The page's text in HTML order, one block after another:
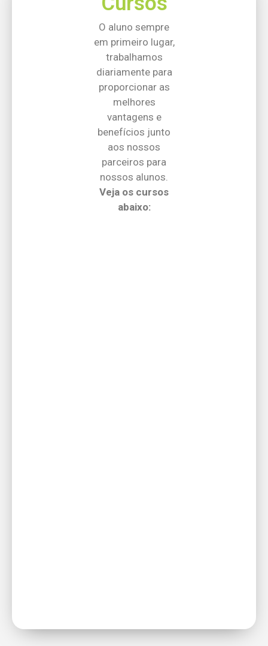
O aluno sempre
em primeiro lugar,
trabalhamos
diariamente para
proporcionar as
melhores
vantagens e
benefícios junto
aos nossos
parceiros para
nossos alunos.
Veja os cursos
abaixo: